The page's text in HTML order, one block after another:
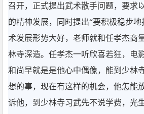
召开，正式提出武术散手问题，要求
的精神发展，同时提出“要积极稳步
术发展形势大好，老师就和任孝杰商
林寺深造。任孝杰一听欣喜若狂，电
和尚早就是是他心中偶像，能到少林
想的事，现在有这样的机会，他怎能
诉他，到少林寺习武先不说学费，光